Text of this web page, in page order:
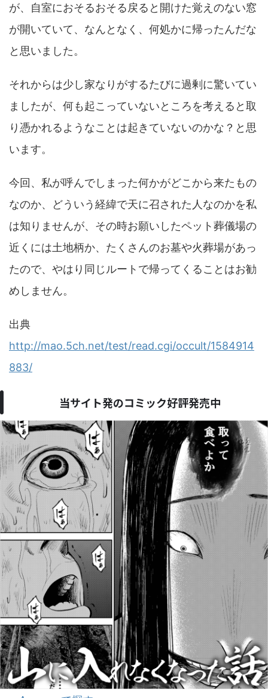
が、自室におそるおそる戻ると開けた覚えのない窓
が開いていて、なんとなく、何処かに帰ったんだな
と思いました。
それからは少し家なりがするたびに過剰に驚いてい
ましたが、何も起こっていないところを考えると取
り憑かれるようなことは起きていないのかな？と思
います。
今回、私が呼んでしまった何かがどこから来たもの
なのか、どういう経緯で天に召された人なのかを私
は知りませんが、その時お願いしたペット葬儀場の
近くには土地柄か、たくさんのお墓や火葬場があっ
たので、やはり同じルートで帰ってくることはお勧
めしません。
出典
http://mao.5ch.net/test/read.cgi/occult/1584914
883/
当サイト発のコミック好評発売中